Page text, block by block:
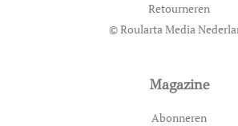
Retourneren
© Roularta Media
Magazine
Abonneren